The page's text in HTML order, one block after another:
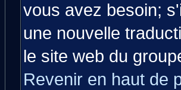
vous avez besoin;
une nouvelle
le site web du
Revenir en haut de